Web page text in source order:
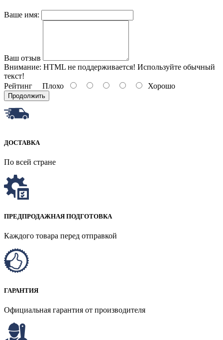
Ваше имя:
Ваш отзыв
Внимание: HTML не поддерживается! Используйте обычный
текст!
Рейтинг Плохо Хорошо
Продолжить
ДОСТАВКА
По всей стране
ПРЕДПРОДАЖНАЯ ПОДГОТОВКА
Каждого товара перед отправкой
ГАРАНТИЯ
Официальная гарантия от производителя